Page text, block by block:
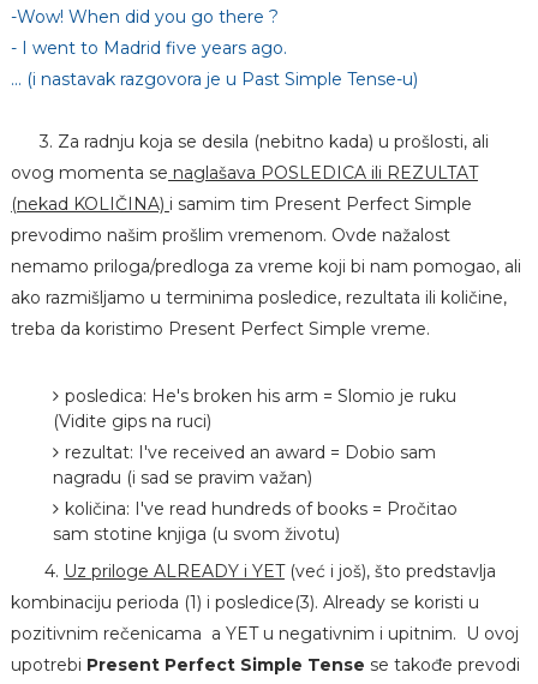
-Wow! When did you go there ?
- I went to Madrid five years ago.
... (i nastavak razgovora je u Past Simple Tense-u)
3. Za radnju koja se desila (nebitno kada) u prošlosti, ali
ovog momenta se naglašava POSLEDICA ili REZULTAT
(nekad KOLIČINA) i samim tim Present Perfect Simple
prevodimo našim prošlim vremenom. Ovde nažalost
nemamo priloga/predloga za vreme koji bi nam pomogao, ali
ako razmišljamo u terminima posledice, rezultata ili količine,
treba da koristimo Present Perfect Simple vreme.
posledica: He's broken his arm = Slomio je ruku
(Vidite gips na ruci)
rezultat: I've received an award = Dobio sam
nagradu (i sad se pravim važan)
količina: I've read hundreds of books = Pročitao
sam stotine knjiga (u svom životu)
4. Uz priloge ALREADY i YET(već i još), što predstavlja
kombinaciju perioda (1) i posledice(3). Already se koristi u
pozitivnim rečenicama a YET u negativnim i upitnim. U ovoj
upotrebi Present Perfect Simple Tense se takođe prevodi